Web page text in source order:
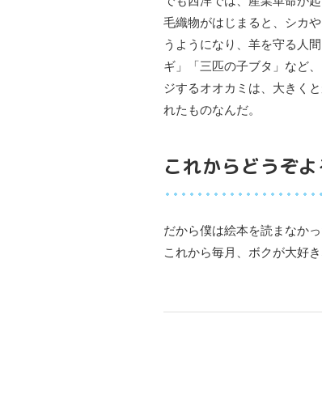
毛織物がはじまると、シカ
うようになり、羊を守る人
ギ」「三匹の子ブタ」など
ジするオオカミは、大きく
れたものなんだ。
これからどうぞ
だから僕は絵本を読まなか
これから毎月、ボクが大好